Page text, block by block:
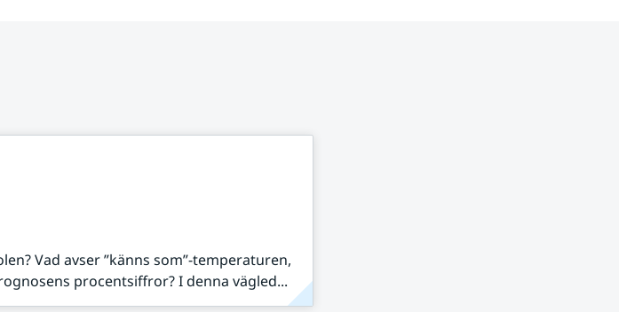
Vad avser ”känns som”-temperaturen,
procentsiffror? I denna vägled...